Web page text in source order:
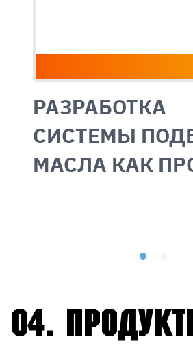
РАЗРАБОТКА
СИСТЕМЫ
МАСЛА КАК
04.